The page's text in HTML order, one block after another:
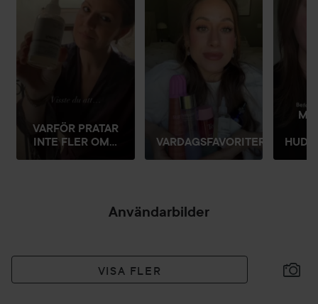
VARFÖR PRATAR
INTE FLER OM...
VARDAGSFAVORITER
Användarbilder
VISA FLER